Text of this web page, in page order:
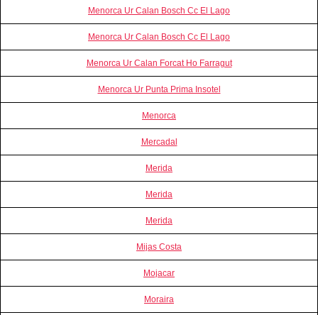
Menorca Ur Calan Bosch Cc El Lago
Menorca Ur Calan Bosch Cc El Lago
Menorca Ur Calan Forcat Ho Farragut
Menorca Ur Punta Prima Insotel
Menorca
Mercadal
Merida
Merida
Merida
Mijas Costa
Mojacar
Moraira